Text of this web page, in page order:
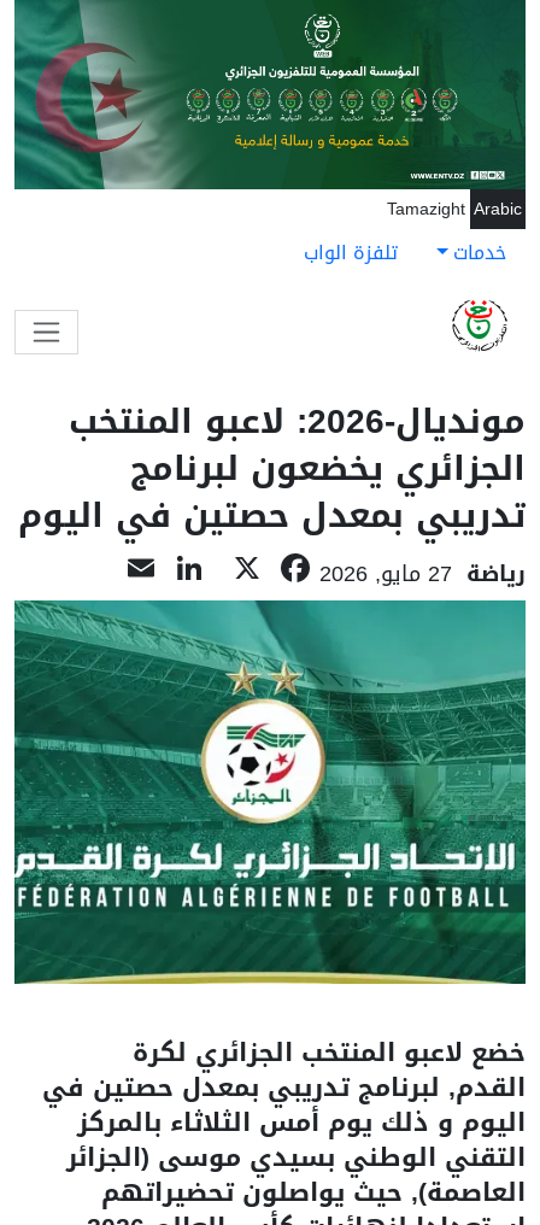
تجاوز إلى المحتوى الرئيسي
Arabic
Tamazight
خدمات تلفزة الواب
مونديال-2026: لاعبو المنتخب
الجزائري يخضعون لبرنامج
تدريبي بمعدل حصتين في اليوم
رياضة 27 مايو, 2026 Facebook
LinkedIn
خضع لاعبو المنتخب الجزائري لكرة
القدم, لبرنامج تدريبي بمعدل حصتين في
اليوم و ذلك يوم أمس الثلاثاء بالمركز
التقني الوطني بسيدي موسى (الجزائر
العاصمة), حيث يواصلون تحضيراتهم